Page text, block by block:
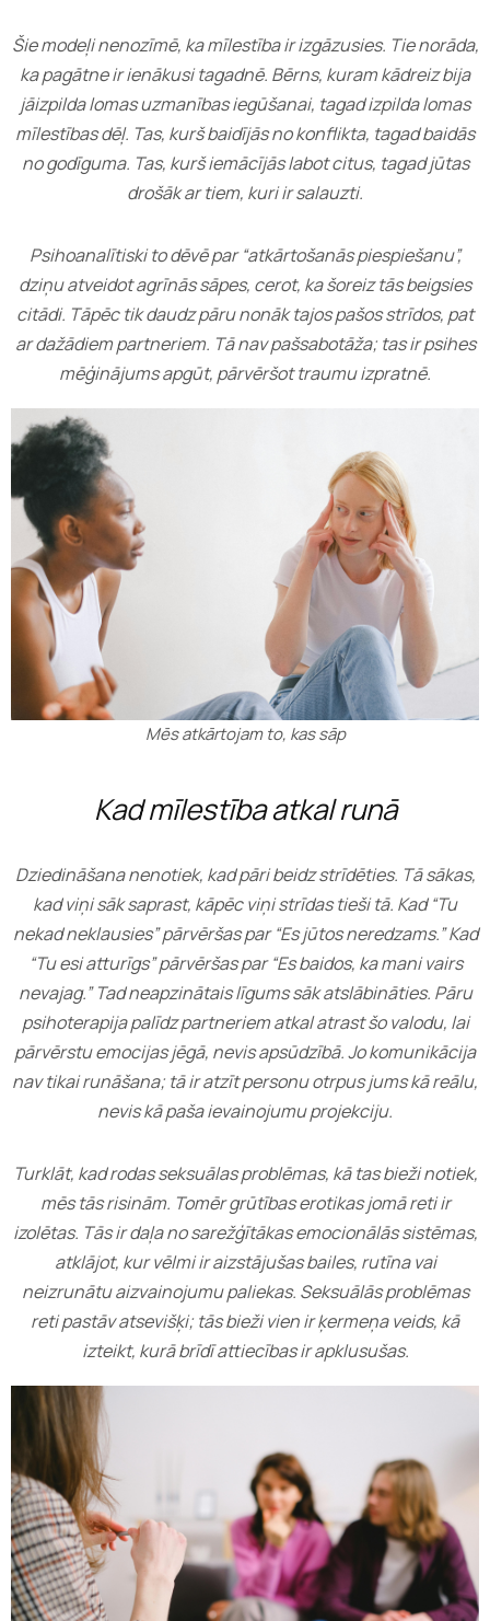
Šie modeļi nenozīmē, ka mīlestība ir izgāzusies. Tie norāda,
ka pagātne ir ienākusi tagadnē. Bērns, kuram kādreiz bija
jāizpilda lomas uzmanības iegūšanai, tagad izpilda lomas
mīlestības dēļ. Tas, kurš baidījās no konflikta, tagad baidās
no godīguma. Tas, kurš iemācījās labot citus, tagad jūtas
drošāk ar tiem, kuri ir salauzti.
Psihoanalītiski to dēvē par “atkārtošanās piespiešanu”,
dziņu atveidot agrīnās sāpes, cerot, ka šoreiz tās beigsies
citādi. Tāpēc tik daudz pāru nonāk tajos pašos strīdos, pat
ar dažādiem partneriem. Tā nav pašsabotāža; tas ir psihes
mēģinājums apgūt, pārvēršot traumu izpratnē.
Mēs atkārtojam to, kas sāp
Kad mīlestība atkal runā
Dziedināšana nenotiek, kad pāri beidz strīdēties. Tā sākas,
kad viņi sāk saprast, kāpēc viņi strīdas tieši tā. Kad “Tu
nekad neklausies” pārvēršas par “Es jūtos neredzams.” Kad
“Tu esi atturīgs” pārvēršas par “Es baidos, ka mani vairs
nevajag.” Tad neapzinātais līgums sāk atslābināties. Pāru
psihoterapija palīdz partneriem atkal atrast šo valodu, lai
pārvērstu emocijas jēgā, nevis apsūdzībā. Jo komunikācija
nav tikai runāšana; tā ir atzīt personu otrpus jums kā reālu,
nevis kā paša ievainojumu projekciju.
Turklāt, kad rodas seksuālas problēmas, kā tas bieži notiek,
mēs tās risinām. Tomēr grūtības erotikas jomā reti ir
izolētas. Tās ir daļa no sarežģītākas emocionālās sistēmas,
atklājot, kur vēlmi ir aizstājušas bailes, rutīna vai
neizrunātu aizvainojumu paliekas. Seksuālās problēmas
reti pastāv atsevišķi; tās bieži vien ir ķermeņa veids, kā
izteikt, kurā brīdī attiecības ir apklusušas.